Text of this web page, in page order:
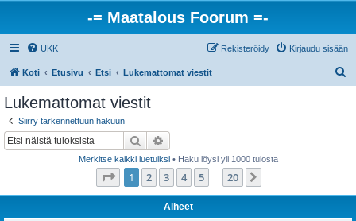
-= Maatalous Foorum =-
UKK Kirjaudu sisään
Rekisteröidy
Koti Etusivu Etsi Lukemattomat viestit
Lukemattomat viestit
Siirry tarkennettuun hakuun
Etsi
Merkitse kaikki luetuiksi• Haku löysi yli 1000 tulosta
Sivu /20
1 2 3 4 5 20
Aiheet